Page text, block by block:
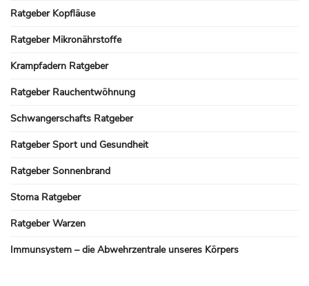
Ratgeber Kopfläuse
Ratgeber Mikronährstoffe
Krampfadern Ratgeber
Ratgeber Rauchentwöhnung
Schwangerschafts Ratgeber
Ratgeber Sport und Gesundheit
Ratgeber Sonnenbrand
Stoma Ratgeber
Ratgeber Warzen
Immunsystem – die Abwehrzentrale unseres Körpers